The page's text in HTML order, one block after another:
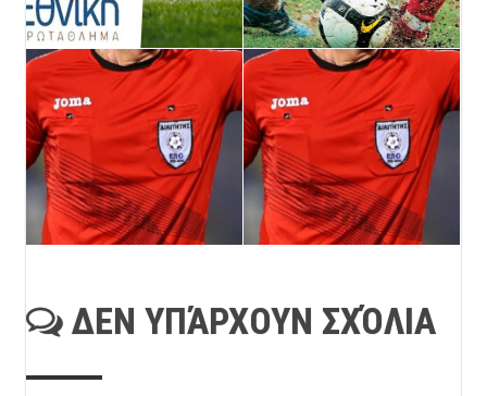
ΔΕΝ ΥΠΆΡΧΟΥΝ ΣΧΌΛΙΑ